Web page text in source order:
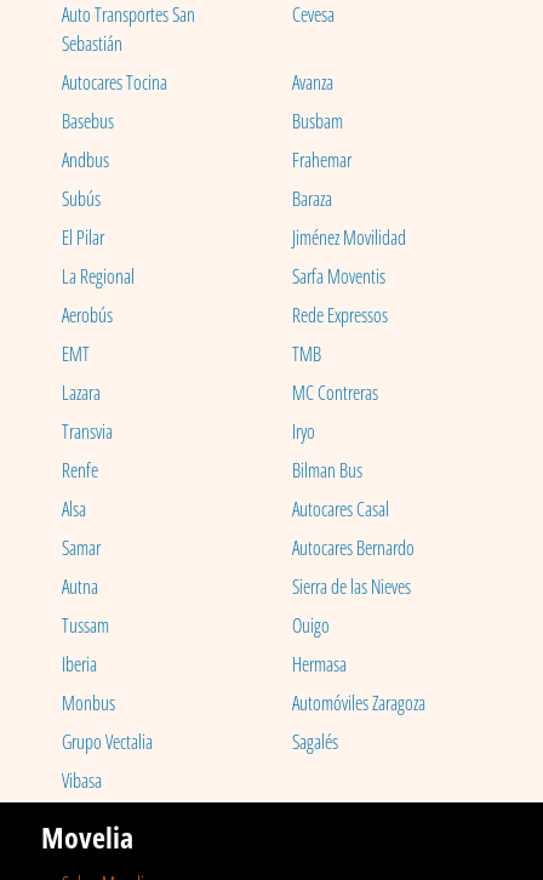
Auto Transportes San
Sebastián
Cevesa
Autocares Tocina
Avanza
Basebus
Busbam
Andbus
Frahemar
Subús
Baraza
El Pilar
Jiménez Movilidad
La Regional
Sarfa Moventis
Aerobús
Rede Expressos
EMT
TMB
Lazara
MC Contreras
Transvia
Iryo
Renfe
Bilman Bus
Alsa
Autocares Casal
Samar
Autocares Bernardo
Autna
Sierra de las Nieves
Tussam
Ouigo
Iberia
Hermasa
Monbus
Automóviles Zaragoza
Grupo Vectalia
Sagalés
Vibasa
Movelia